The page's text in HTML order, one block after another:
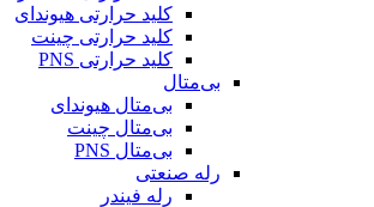
کلید حرارتی هیوندای
کلید حرارتی چینت
کلید حرارتی PNS
بی‌متال
بی‌متال هیوندای
بی‌متال چینت
بی‌متال PNS
رله صنعتی
رله فیندر